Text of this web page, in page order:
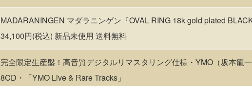
MADARANINGEN マダラニンゲン『OVAL RING 18k gold plated
34,100円(税込) 新品未使用 送料無料
完全限定生産盤！高音質デジタルリマスタリング仕様・YMO（坂本龍
8CD・「YMO Live & Rare Tracks」